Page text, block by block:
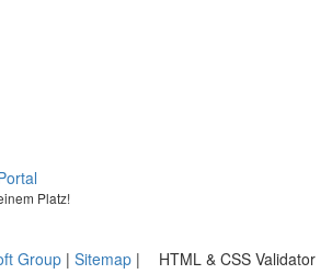
Platz!
HTML & CSS Validator
Group | Sitemap |